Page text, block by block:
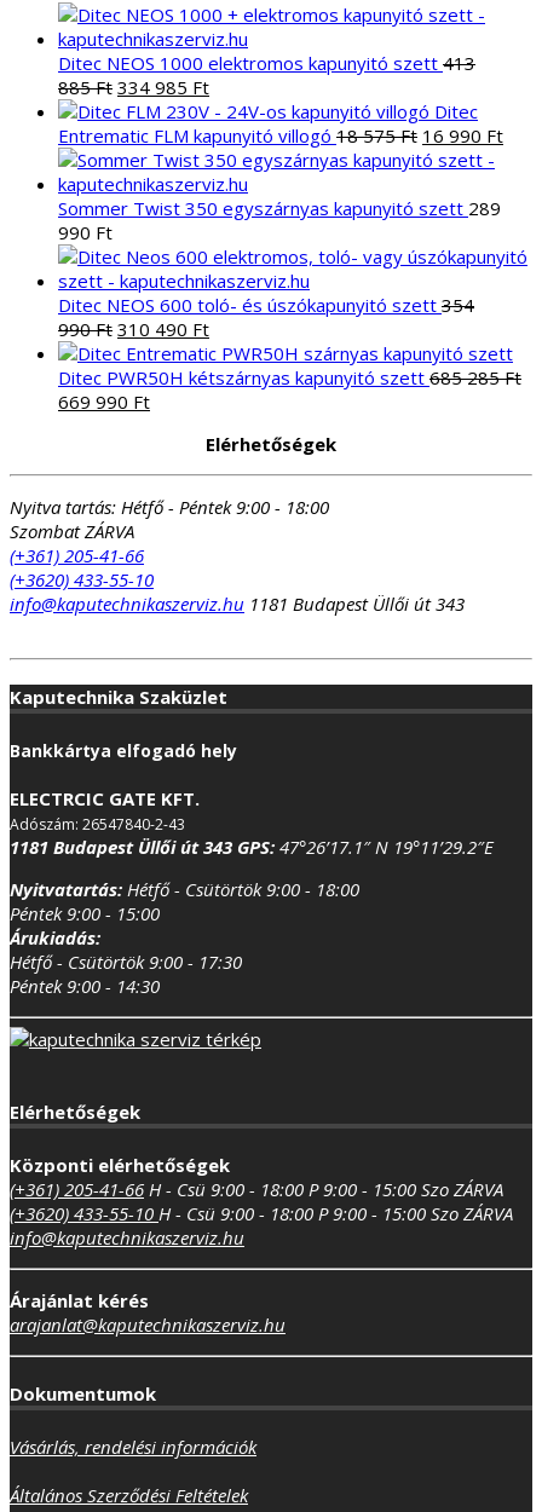
következőre:
Ditec NEOS 1000 elektromos kapunyitó szett 413
885Ft Original
price
was:
413
885 Ft.
334 985 FtCurrent
price
is:
334
985 Ft.
Ditec
Entrematic FLM kapunyitó villogó 18 575Ft Original
price
18
16 990 Ft
Sommer Twist 350 egyszárnyas kapunyitó szett 289
990 Ft
Ditec NEOS 600 toló- és úszókapunyitó szett 354
990Ft Original
price
was:
354
310 490 FtCurrent
price
is:
Ditec PWR50H kétszárnyas kapunyitó szett 685 285Ft
Original
685
285 Ft.
669 990 FtCurrent
669
990 Ft.
Elérhetőségek
Nyitva tartás: Hétfő - Péntek 9:00 - 18:00
Szombat ZÁRVA
(+361) 205-41-66
(+3620) 433-55-10
info@kaputechnikaszerviz.hu 1181 Budapest Üllői út 343
Kaputechnika Szaküzlet
Bankkártya elfogadó hely
ELECTRCIC GATE KFT.
Adószám: 26547840-2-43
1181 Budapest Üllői út 343 GPS: 47°26’17.1″ N 19°11’29.2″E
Nyitvatartás: Hétfő - Csütörtök 9:00 - 18:00
Péntek 9:00 - 15:00
Árukiadás:
Hétfő - Csütörtök 9:00 - 17:30
Péntek 9:00 - 14:30
Elérhetőségek
Központi elérhetőségek
(+361) 205-41-66 H - Csü 9:00 - 18:00 P 9:00 - 15:00 Szo ZÁRVA
(+3620) 433-55-10 H - Csü 9:00 - 18:00 P 9:00 - 15:00 Szo ZÁRVA
info@kaputechnikaszerviz.hu
Árajánlat kérés
arajanlat@kaputechnikaszerviz.hu
Dokumentumok
Vásárlás, rendelési információk
Általános Szerződési Feltételek